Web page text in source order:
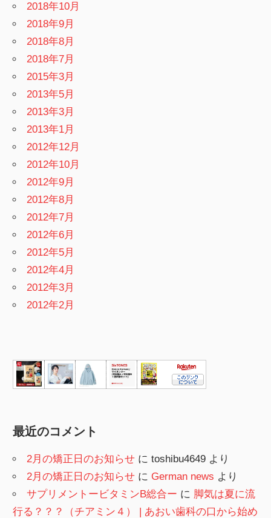
2018年10月
2018年9月
2018年8月
2018年7月
2015年3月
2013年5月
2013年3月
2013年1月
2012年12月
2012年10月
2012年9月
2012年8月
2012年7月
2012年6月
2012年5月
2012年4月
2012年3月
2012年2月
最近のコメント
2月の矯正日のお知らせ にtoshibu4649 より
2月の矯正日のお知らせ に German news より
サプリメントービタミンB総合ー に 脚気は夏に流
行る？？？（チアミン４） | あおい歯科の口から始め